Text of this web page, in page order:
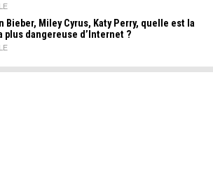
Bieber, Miley Cyrus, Katy Perry, quelle est la
plus dangereuse d’Internet ?